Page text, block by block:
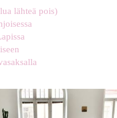
lähteä pois)
stellaharasek